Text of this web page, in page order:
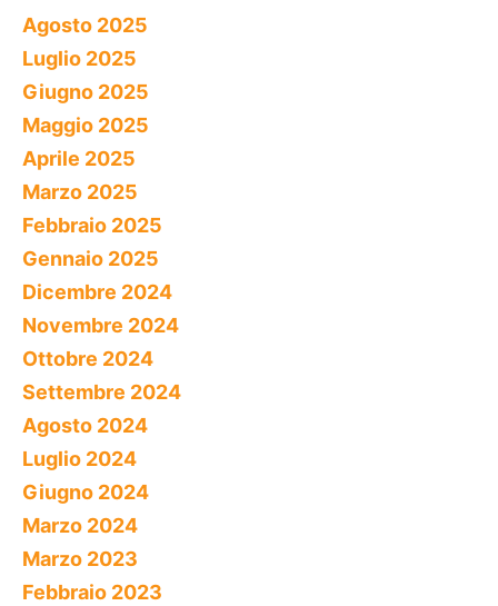
Agosto 2025
Luglio 2025
Giugno 2025
Maggio 2025
Aprile 2025
Marzo 2025
Febbraio 2025
Gennaio 2025
Dicembre 2024
Novembre 2024
Ottobre 2024
Settembre 2024
Agosto 2024
Luglio 2024
Giugno 2024
Marzo 2024
Marzo 2023
Febbraio 2023